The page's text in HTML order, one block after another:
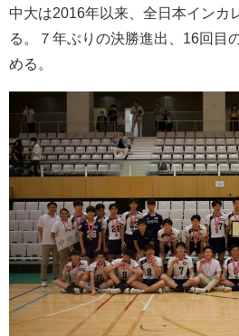
中大は2016年以来、全日本インカ
る。７年ぶりの決勝進出、16回目
める。